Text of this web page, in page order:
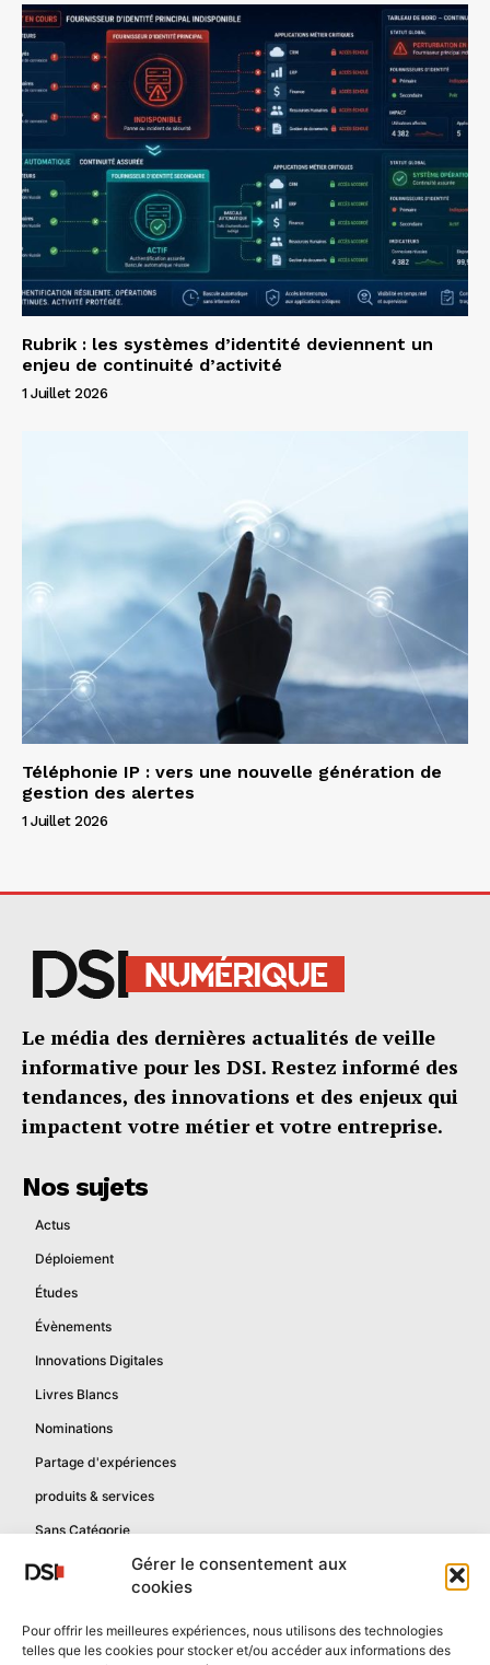
Gérer le consentement aux
cookies
Pour offrir les meilleures expériences, nous utilisons des technologies
telles que les cookies pour stocker et/ou accéder aux informations des
Rubrik : les systèmes d’identité deviennent un
enjeu de continuité d’activité
1 Juillet 2026
Téléphonie IP : vers une nouvelle génération de
gestion des alertes
1 Juillet 2026
Le média des dernières actualités de veille
informative pour les DSI. Restez informé des
tendances, des innovations et des enjeux qui
impactent votre métier et votre entreprise.
Nos sujets
Actus
Déploiement
Études
Évènements
Innovations Digitales
Livres Blancs
Nominations
Partage d'expériences
produits & services
Sans Catégorie
Mentions légales